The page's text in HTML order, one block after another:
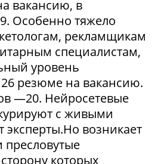
вакансию, в
Особенно тяжело
рекламщикам
специалистам,
уровень
резюме на вакансию.
—20. Нейросетевые
с живыми
возникает
пресловутые
которых